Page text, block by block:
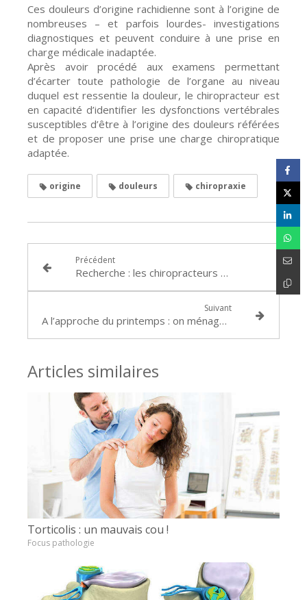
Ces douleurs d’origine rachidienne sont à l’origine de
nombreuses – et parfois lourdes- investigations
diagnostiques et peuvent conduire à une prise en
charge médicale inadaptée.
Après avoir procédé aux examens permettant
d’écarter toute pathologie de l’organe au niveau
duquel est ressentie la douleur, le chiropracteur est
en capacité d’identifier les dysfonctions vertébrales
susceptibles d’être à l’origine des douleurs référées
et de proposer une prise une charge chiropratique
adaptée.
origine douleurs chiropraxie
Précédent
Recherche : les chiropracteurs toujours plus actifs dans les équipes universitaires
Suivant
A l’approche du printemps : on ménage aussi son dos !
Articles similaires
Torticolis : un mauvais cou !
Focus pathologie